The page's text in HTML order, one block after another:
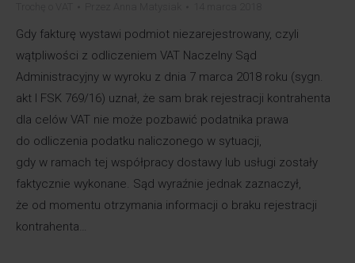
Gdy fakturę wystawi podmiot niezarejestrowany, czyli
wątpliwości z odliczeniem VAT Naczelny Sąd
Administracyjny w wyroku z dnia 7 marca 2018 roku (sygn.
akt I FSK 769/16) uznał, że sam brak rejestracji kontrahenta
dla celów VAT nie może pozbawić podatnika prawa
do odliczenia podatku naliczonego w sytuacji,
gdy w ramach tej współpracy dostawy lub usługi zostały
faktycznie wykonane. Sąd wyraźnie jednak zaznaczył,
że od momentu otrzymania informacji o braku rejestracji
kontrahenta…